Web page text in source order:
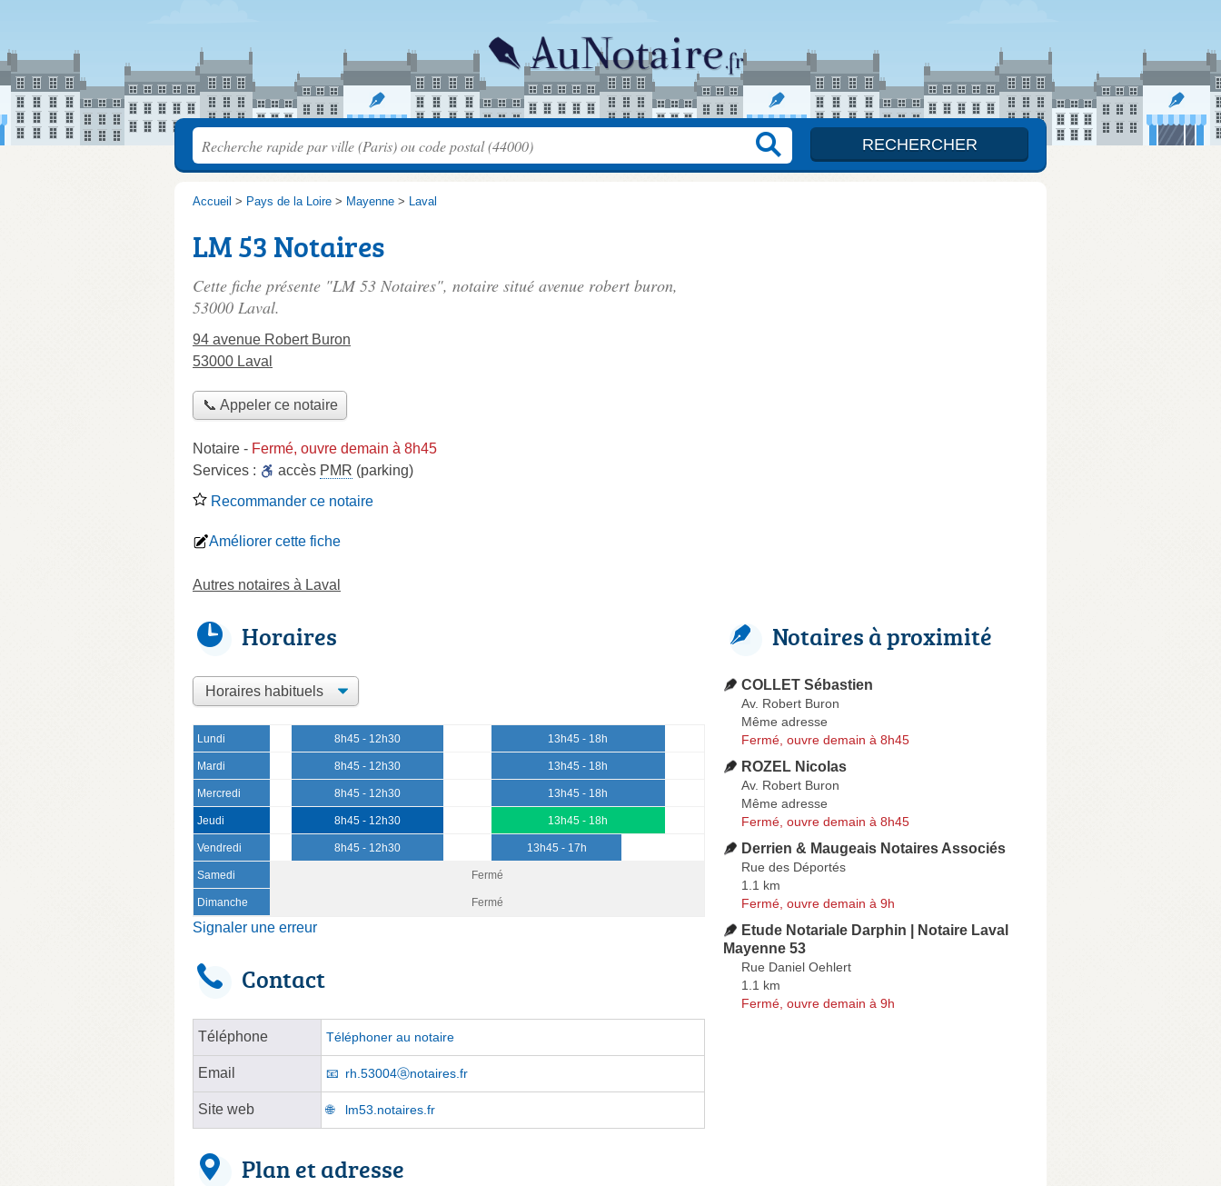
Accueil > Pays de la Loire > Mayenne > Laval
LM 53 Notaires
Cette fiche présente "LM 53 Notaires", notaire situé avenue robert buron,
53000 Laval.
94 avenue Robert Buron
53000 Laval
📞 Appeler ce notaire
Notaire - Fermé, ouvre demain à 8h45
Services :
accès PMR (parking)
Recommander ce notaire
Améliorer cette fiche
Autres notaires à Laval
Horaires
Lundi 8h45 - 12h30 13h45 - 18h
Mardi 8h45 - 12h30 13h45 - 18h
Mercredi 8h45 - 12h30 13h45 - 18h
Jeudi 8h45 - 12h30 13h45 - 18h
Vendredi 8h45 - 12h30 13h45 - 17h
Samedi Fermé
Dimanche Fermé
Signaler une erreur
Contact
Téléphone Téléphoner au notaire
Email rh.53004ⓐnotaires.fr
Site web lm53.notaires.fr
Plan et adresse
Notaires à proximité
COLLET Sébastien
Av. Robert Buron
Même adresse
Fermé, ouvre demain à 8h45
ROZEL Nicolas
Av. Robert Buron
Même adresse
Fermé, ouvre demain à 8h45
Derrien & Maugeais Notaires Associés
Rue des Déportés
1.1 km
Fermé, ouvre demain à 9h
Etude Notariale Darphin | Notaire Laval
Mayenne 53
Rue Daniel Oehlert
1.1 km
Fermé, ouvre demain à 9h